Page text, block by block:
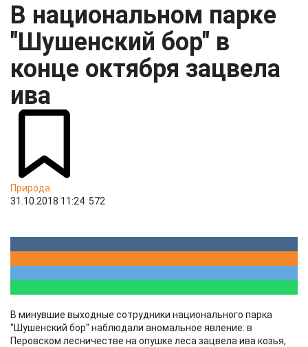
В национальном парке
"Шушенский бор" в
конце октября зацвела
ива
Природа
31.10.2018 11:24 572
В минувшие выходные сотрудники национального парка
"Шушенский бор" наблюдали аномальное явление: в
Перовском лесничестве на опушке леса зацвела ива козья,